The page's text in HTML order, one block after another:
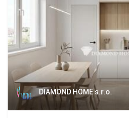
DIAMOND HOME s.r.o.